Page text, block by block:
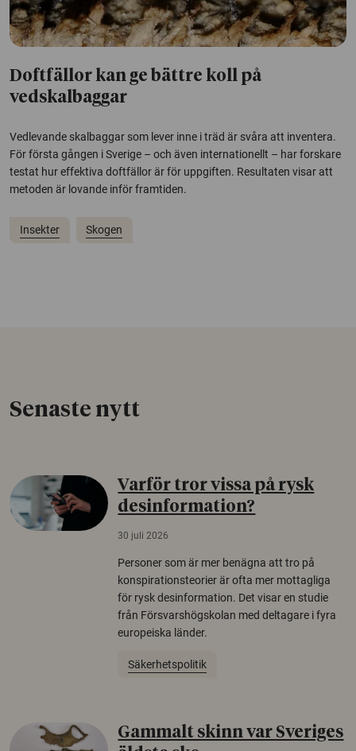
Doftfällor kan ge bättre koll på
vedskalbaggar
Vedlevande skalbaggar som lever inne i träd är svåra att inventera.
För första gången i Sverige – och även internationellt – har forskare
testat hur effektiva doftfällor är för uppgiften. Resultaten visar att
metoden är lovande inför framtiden.
Insekter Skogen
Senaste nytt
Varför tror vissa på rysk
desinformation?
30 juli 2026
Personer som är mer benägna att tro på
konspirationsteorier är ofta mer mottagliga
för rysk desinformation. Det visar en studie
från Försvarshögskolan med deltagare i fyra
europeiska länder.
Säkerhetspolitik
Gammalt skinn var Sveriges